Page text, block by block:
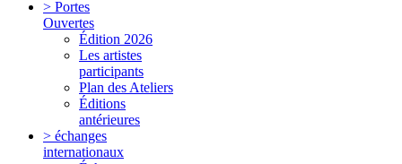
> Portes
Ouvertes
Édition 2026
Les artistes
participants
Plan des Ateliers
Éditions
antérieures
> échanges
internationaux